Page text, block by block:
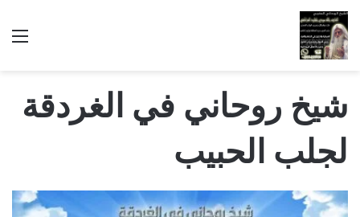
شيخ روحاني في الغردقة
لجلب الحبيب